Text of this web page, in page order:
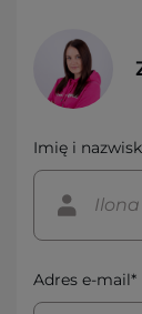
Imię i
Adres e-mail*